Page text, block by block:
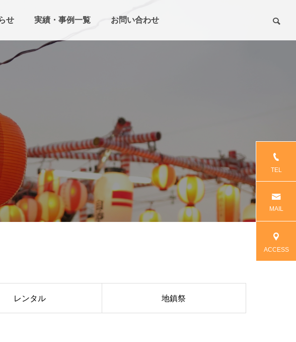
せ 実績・事例一覧 お問い合わせ
レンタル 地鎮祭
TEL
MAIL
ACCESS